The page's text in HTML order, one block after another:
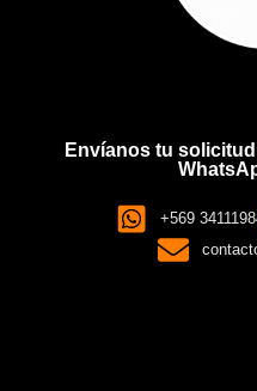
Envíanos tu
+569